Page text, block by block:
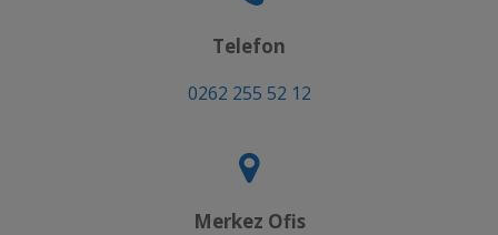
Telefon
0262 255 52 12
Merkez Ofis